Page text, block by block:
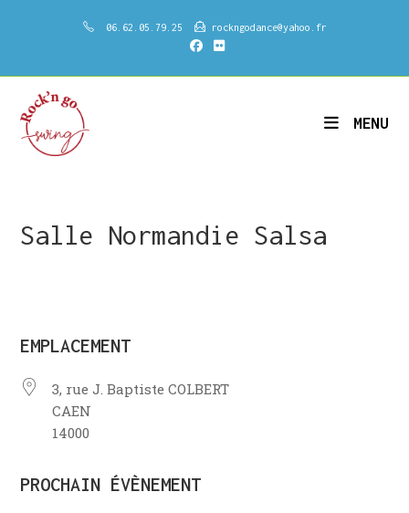
06.62.05.79.25 rockngodance@yahoo.fr
MENU
Salle Normandie Salsa
EMPLACEMENT
3, rue J. Baptiste COLBERT
CAEN
14000
PROCHAIN ÉVÈNEMENT